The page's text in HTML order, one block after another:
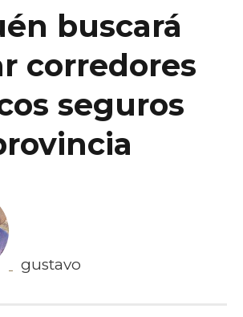
buscará
corredores
seguros
gustavo